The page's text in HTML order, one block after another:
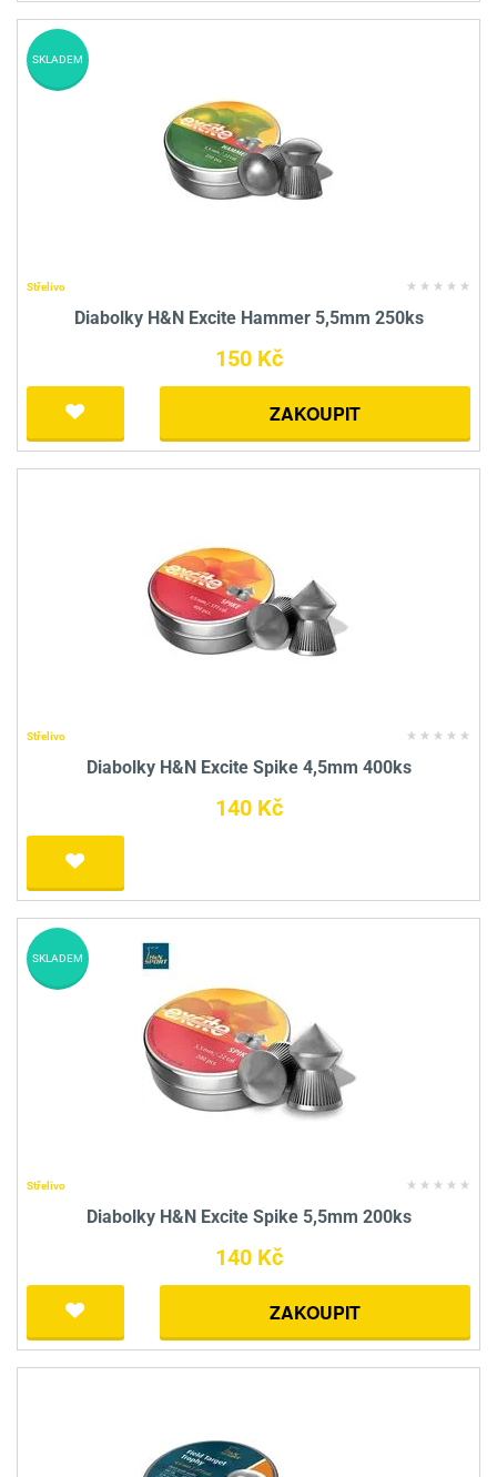
Střelivo
Diabolky H&N Excite Hammer 5,5mm 250ks
150 Kč
ZAKOUPIT
SKLADEM
Střelivo
Diabolky H&N Excite Spike 4,5mm 400ks
140 Kč
Střelivo
Diabolky H&N Excite Spike 5,5mm 200ks
140 Kč
ZAKOUPIT
SKLADEM